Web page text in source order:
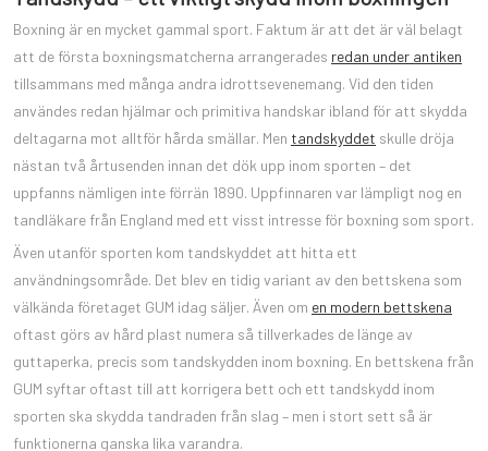
Boxning är en mycket gammal sport. Faktum är att det är väl belagt
att de första boxningsmatcherna arrangerades redan under antiken
tillsammans med många andra idrottsevenemang. Vid den tiden
användes redan hjälmar och primitiva handskar ibland för att skydda
deltagarna mot alltför hårda smällar. Men tandskyddet skulle dröja
nästan två årtusenden innan det dök upp inom sporten – det
uppfanns nämligen inte förrän 1890. Uppfinnaren var lämpligt nog en
tandläkare från England med ett visst intresse för boxning som sport.
Även utanför sporten kom tandskyddet att hitta ett
användningsområde. Det blev en tidig variant av den bettskena som
välkända företaget GUM idag säljer. Även om en modern bettskena
oftast görs av hård plast numera så tillverkades de länge av
guttaperka, precis som tandskydden inom boxning. En bettskena från
GUM syftar oftast till att korrigera bett och ett tandskydd inom
sporten ska skydda tandraden från slag – men i stort sett så är
funktionerna ganska lika varandra.